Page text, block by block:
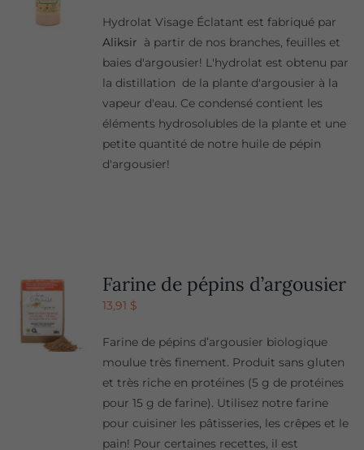
Hydrolat Visage Éclatant est fabriqué par
Aliksir à partir de nos branches, feuilles et
baies d'argousier! L'hydrolat est obtenu par
la distillation de la plante d'argousier à la
vapeur d'eau. Ce condensé contient les
éléments hydrosolubles de la plante et une
petite quantité de notre huile de pépin
d'argousier!
Farine de pépins d’argousier
13,91 $
Farine de pépins d’argousier biologique
moulue très finement. Produit sans gluten
et très riche en protéines (5 g de protéines
pour 15 g de farine). Utilisez notre farine
pour cuisiner les pâtisseries, les crêpes et le
pain! Pour certaines recettes, il est